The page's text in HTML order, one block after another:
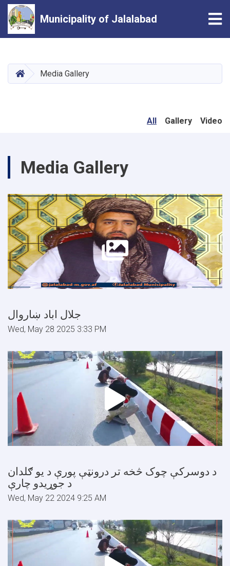
content
Municipality of Jalalabad
HOMEMedia Gallery
All Gallery Video
Media Gallery
جلال اباد ښاروال
Wed, May 28 2025 3:33 PM
د دوسرکې چوک څخه تر درونټې پورې د یو ګلدان
د جوړیدو چارې
Wed, May 22 2024 9:25 AM